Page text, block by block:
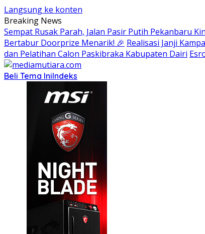
Langsung ke konten
Breaking News
Sempat Rusak Parah, Jalan Pasir Putih Pekanbaru
Bertabur Doorprize Menarik! 🎉 Realisasi Janji
dan Pelatihan Calon Paskibraka Kabupaten Dairi
Beli Tema IniIndeks